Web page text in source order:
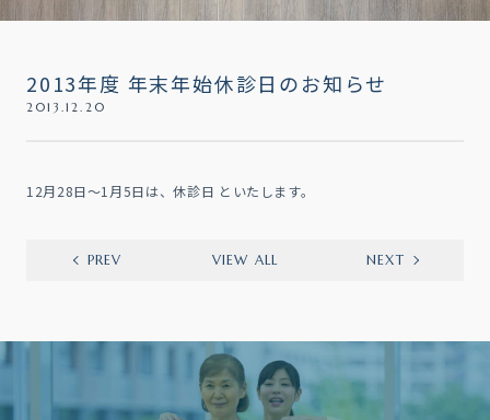
2013年度 年末年始休診日のお知らせ
2013.12.20
12月28日～1月5日は、休診日 といたします。
PREV VIEW ALL NEXT